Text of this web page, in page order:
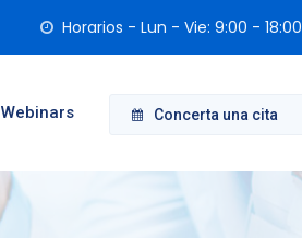
Horarios - Lun - Vie: 9:00 - 18:00
Concerta una cita
Webinars